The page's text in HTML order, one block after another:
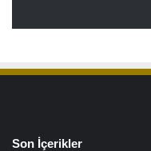
Son İçerikler